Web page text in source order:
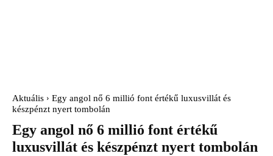
Aktuális
Egy angol nő 6 millió font értékű luxusvillát és
készpénzt nyert tombolán
Egy angol nő 6 millió font értékű
luxusvillát és készpénzt nyert tombolán